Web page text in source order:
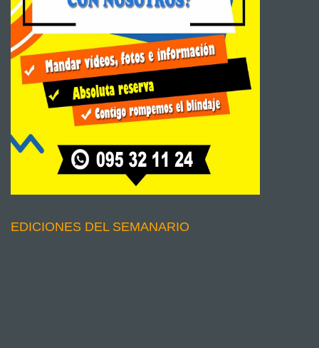
EDICIONES DEL SEMANARIO